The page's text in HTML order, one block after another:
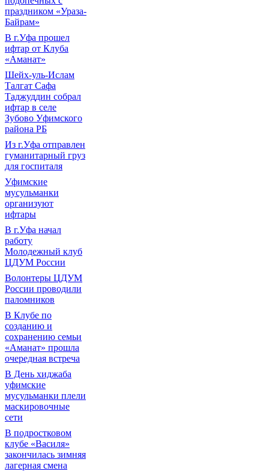
праздником «Ураза-
Байрам»
В г.Уфа прошел
ифтар от Клуба
«Аманат»
Шейх-уль-Ислам
Талгат Сафа
Таджуддин собрал
ифтар в селе
Зубово Уфимского
района РБ
Из г.Уфа отправлен
гуманитарный груз
для госпиталя
Уфимские
мусульманки
организуют
ифтары
В г.Уфа начал
работу
Молодежный клуб
ЦДУМ России
Волонтеры ЦДУМ
России проводили
паломников
В Клубе по
созданию и
сохранению семьи
«Аманат» прошла
очередная встреча
В День хиджаба
уфимские
мусульманки плели
маскировочные
сети
В подростковом
клубе «Василя»
закончилась зимняя
лагерная смена